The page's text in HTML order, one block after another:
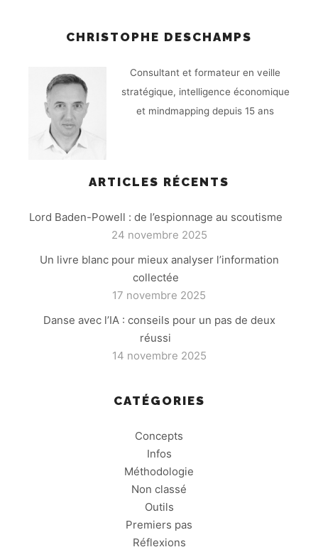
CHRISTOPHE DESCHAMPS
Consultant et formateur en veille
stratégique, intelligence économique
et mindmapping depuis 15 ans
ARTICLES RÉCENTS
Lord Baden-Powell : de l’espionnage au scoutisme
24 novembre 2025
Un livre blanc pour mieux analyser l’information
collectée
17 novembre 2025
Danse avec l’IA : conseils pour un pas de deux
réussi
14 novembre 2025
CATÉGORIES
Concepts
Infos
Méthodologie
Non classé
Outils
Premiers pas
Réflexions